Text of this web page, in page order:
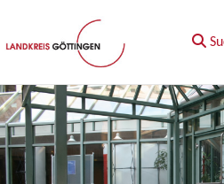
Zum Hauptinhalt springen